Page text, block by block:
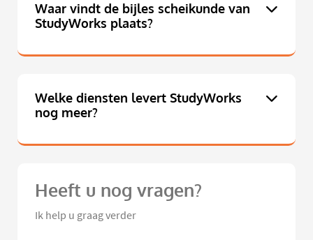
Waar vindt de bijles scheikunde van
StudyWorks plaats?
Welke diensten levert StudyWorks
nog meer?
Heeft u nog vragen?
Ik help u graag verder